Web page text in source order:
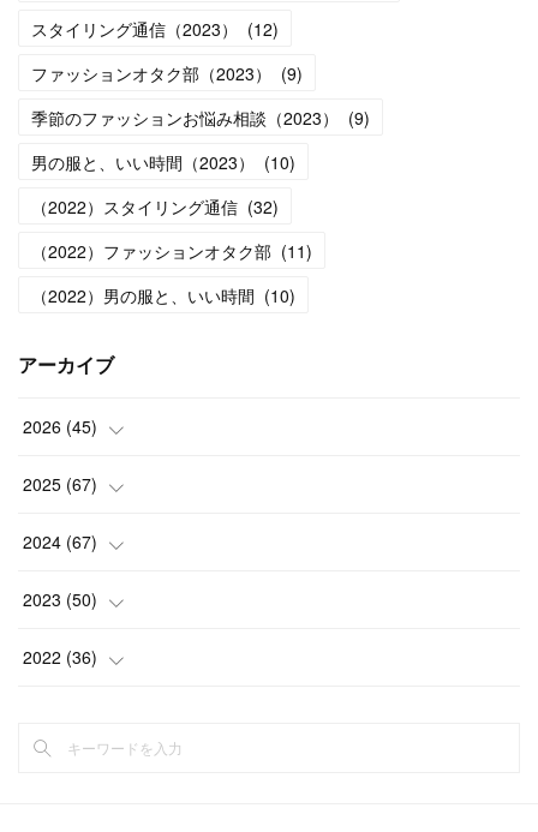
スタイリング通信（2023）
(12)
ファッションオタク部（2023）
(9)
季節のファッションお悩み相談（2023）
(9)
男の服と、いい時間（2023）
(10)
（2022）スタイリング通信 (32)
（2022）ファッションオタク部 (11)
（2022）男の服と、いい時間 (10)
アーカイブ
2026 (45)
(1)
(5)
(5)
(5)
)
2025 (67)
(4)
(9)
(6)
2024 (67)
(7)
(5)
2023 (50)
(5)
2022 (36)